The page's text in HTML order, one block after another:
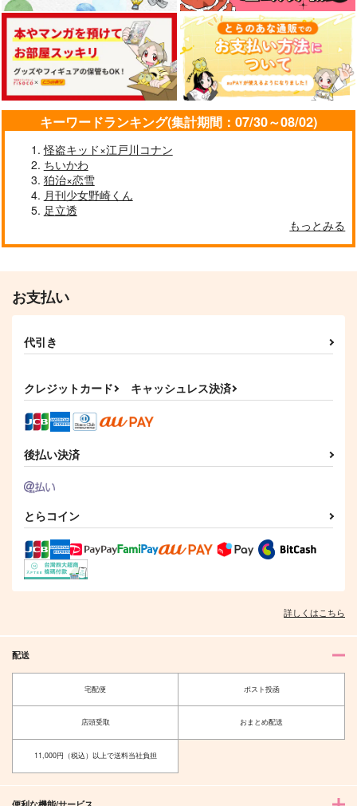
碧天のアンザイレン
黒糖書房
1,430 円（税込）
作品詳細
黒糖書房
蒼氷のプリズム
黒糖書房
専売 1,430
五条悟×夏油傑
サンプル
カート
最強はダンジョンでも
やっぱり最強だった
黒糖書房
専売 1,430円（税込）
呪術廻戦
追懐くゆる
黒糖書房
専売 1,430円（税込）
呪術廻戦
五条悟×夏油傑
青の天衣
黒糖書房
1,430円（税込）
呪術廻戦
五条悟×夏油傑
サンプル
カート
転生したら聖女だと言
われたけど私は男だし
それより隣国の第二王
カート
（税込）
呪術廻戦 オールキャラ
カート
キーワードランキング(集計期間：07/30～08/02)
怪盗キッド×江戸川コナン
ちいかわ
狛治×恋雪
月刊少女野崎くん
足立透
もっとみる
お支払い
代引き
クレジットカード キャッシュレス決済
後払い決済
とらコイン
詳しくはこちら
配送
宅配便 ポスト投函
店頭受取 おまとめ配送
11,000円（税込）以上で送料当社負担